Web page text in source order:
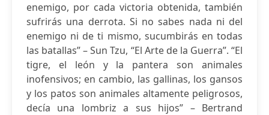
enemigo, por cada victoria obtenida, también
sufrirás una derrota. Si no sabes nada ni del
enemigo ni de ti mismo, sucumbirás en todas
las batallas” – Sun Tzu, “El Arte de la Guerra”. “El
tigre, el león y la pantera son animales
inofensivos; en cambio, las gallinas, los gansos
y los patos son animales altamente peligrosos,
decía una lombriz a sus hijos” – Bertrand